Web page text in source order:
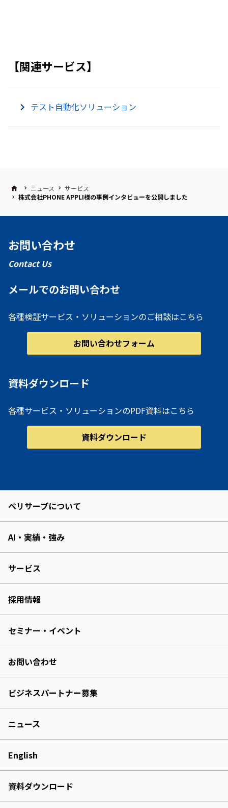
【関連サービス】
テスト自動化ソリューション
ニュース
サービス
株式会社PHONE APPLI様の事例インタビューを公開しました
お問い合わせ
Contact Us
メールでのお問い合わせ
各種検証サービス・ソリューションのご相談はこちら
お問い合わせフォーム
資料ダウンロード
各種サービス・ソリューションのPDF資料はこちら
資料ダウンロード
ベリサーブについて
AI・実績・強み
サービス
採用情報
セミナー・イベント
お問い合わせ
ビジネスパートナー募集
ニュース
English
資料ダウンロード